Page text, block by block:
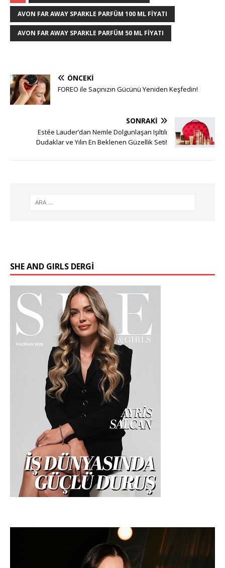
AVON FAR AWAY SPARKLE PARFÜM 100 ML FIYATI
AVON FAR AWAY SPARKLE PARFÜM 50 ML FIYATI
ÖNCEKI
FOREO ile Saçınızın Gücünü Yeniden Keşfedin!
SONRAKI
Estée Lauder’dan Nemle Dolgunlaşan Işıltılı
Dudaklar ve Yılın En Beklenen Güzellik Seti!
SHE AND GIRLS DERGİ